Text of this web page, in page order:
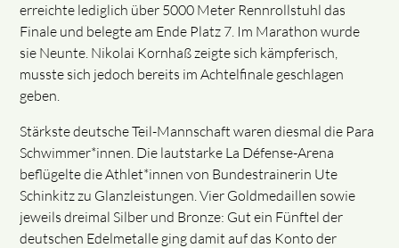
erreichte lediglich über 5000 Meter Rennrollstuhl das
Finale und belegte am Ende Platz 7. Im Marathon wurde
sie Neunte. Nikolai Kornhaß zeigte sich kämpferisch,
musste sich jedoch bereits im Achtelfinale geschlagen
geben.
Stärkste deutsche Teil-Mannschaft waren diesmal die Para
Schwimmer*innen. Die lautstarke La Défense-Arena
beflügelte die Athlet*innen von Bundestrainerin Ute
Schinkitz zu Glanzleistungen. Vier Goldmedaillen sowie
jeweils dreimal Silber und Bronze: Gut ein Fünftel der
deutschen Edelmetalle ging damit auf das Konto der